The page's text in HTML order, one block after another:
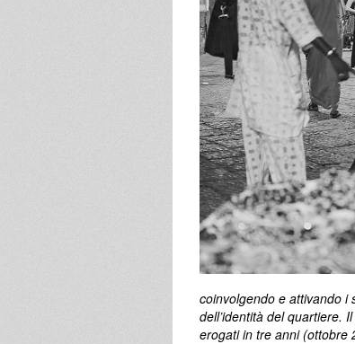
coinvolgendo e attivando i
dell’identità del quartiere.
erogati in tre anni (ottobre